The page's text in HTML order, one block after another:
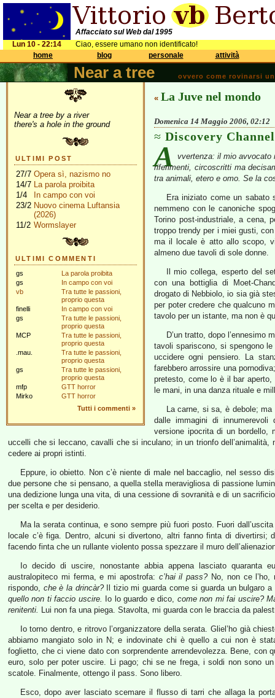
Affacciato sul Web dal 1995
Lun 10 - 22:14
Ciao, essere umano non identificato!
home
blog personale attività
Near a tree ovvero come rovinarsi
Near a tree by a river
there's a hole in the ground
ULTIMI POST
27/7 Opera sì, nazismo no
14/7 La parola proibita
1/4
In campo con voi
23/2 Nuovo cinema Luftansia
(2026)
11/2 Wormslayer
ULTIMI COMMENTI
gs
La parola proibita
gs
In campo con voi
vb
Tra tutte le passioni,
proprio questa
finelli
In campo con voi
gs
Tra tutte le passioni,
proprio questa
MCP
Tra tutte le passioni,
proprio questa
.mau.
Tra tutte le passioni,
proprio questa
gs
Tra tutte le passioni,
proprio questa
mfp
GTT horror
Mirko
GTT horror
Tutti i commenti »
« La Juve nel mondo
Domenica 14 Maggio 2006, 02:12
Discovery Channel
A vvertenza: il mio avvocato
riferimenti, circoscritti ma
tra animali, etero e omo. Se la
Era iniziato come un
nemmeno con le canoniche
Torino post-industriale, a cena,
troppo trendy per i miei gusti,
ma il locale è atto allo scopo,
almeno due tavoli di sole donne.
Il mio collega, esperto del
con una bottiglia di Moet-
drogato di Nebbiolo, io sia già
per poter credere che qualcuno
tavolo per un istante, ma non è
D’un tratto, dopo l’ennesimo
tavoli spariscono, si spengono
uccidere ogni pensiero. La
farebbero arrossire una
pretesto, come lo è il bar
le mani, in una danza rituale e
La carne, si sa, è debole;
dalle immagini di innumerevoli
versione ipocrita di un bordello,
uccelli che si leccano, cavalli che si inculano; in un trionfo dell’animalità,
cedere ai propri istinti.
Eppure, io obietto. Non c’è niente di male nel baccaglio, nel sesso
due persone che si pensano, a quella stella meravigliosa di passione
una dedizione lunga una vita, di una cessione di sovranità e di un
per scelta e per desiderio.
Ma la serata continua, e sono sempre più fuori posto. Fuori
locale c’è figa. Dentro, alcuni si divertono, altri fanno finta di divertirsi;
facendo finta che un rullante violento possa spezzare il muro
Io decido di uscire, nonostante abbia appena lasciato quaranta
australopiteco mi ferma, e mi apostrofa: c’hai il pass?No, non ce l’ho,
rispondo, che è la drincàr?Il tizio mi guarda come si guarda un bulgaro
quello non ti faccio uscire.
Io lo guardo e dico, come non mi fai uscire?
renitenti. Lui non fa una piega. Stavolta, mi guarda con le braccia da
Io torno dentro, e ritrovo l’organizzatore della serata. Gliel’ho già
abbiamo mangiato solo in N; e indovinate chi è quello a cui non è
foglietto, che ci viene dato con sorprendente arrendevolezza. Bene, con
euro, solo per poter uscire. Li pago; chi se ne frega, i soldi non sono
scatole. Finalmente, ottengo il pass. Sono libero.
Esco, dopo aver lasciato scemare il flusso di tarri che allaga la